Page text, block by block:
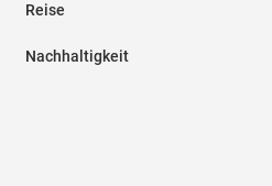
Reise
Nachhaltigkeit